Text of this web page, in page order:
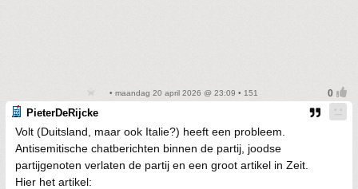
• maandag 20 april 2026 @ 23:09 • 151
PieterDeRijcke
Volt (Duitsland, maar ook Italie?) heeft een probleem.
Antisemitische chatberichten binnen de partij, joodse
partijgenoten verlaten de partij en een groot artikel in Zeit.
Hier het artikel: